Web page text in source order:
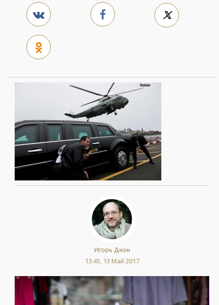
Игорь Дион
13:45, 13 Май 2017